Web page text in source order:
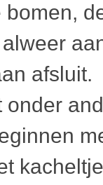
afsluit.
onder